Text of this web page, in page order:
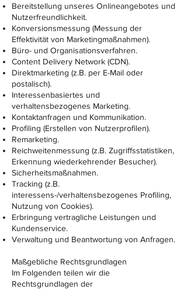
Bereitstellung unseres Onlineangebotes und
Nutzerfreundlichkeit.
Konversionsmessung (Messung der
Effektivität von Marketingmaßnahmen).
Büro- und Organisationsverfahren.
Content Delivery Network (CDN).
Direktmarketing (z.B. per E-Mail oder
postalisch).
Interessenbasiertes und
verhaltensbezogenes Marketing.
Kontaktanfragen und Kommunikation.
Profiling (Erstellen von Nutzerprofilen).
Remarketing.
Reichweitenmessung (z.B. Zugriffsstatistiken,
Erkennung wiederkehrender Besucher).
Sicherheitsmaßnahmen.
Tracking (z.B.
interessens-/verhaltensbezogenes Profiling,
Nutzung von Cookies).
Erbringung vertragliche Leistungen und
Kundenservice.
Verwaltung und Beantwortung von Anfragen.
Maßgebliche Rechtsgrundlagen
Im Folgenden teilen wir die
Rechtsgrundlagen der